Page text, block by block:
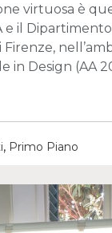
virtuosa è
e il
Firenze,
in Design (AA
, Primo Piano